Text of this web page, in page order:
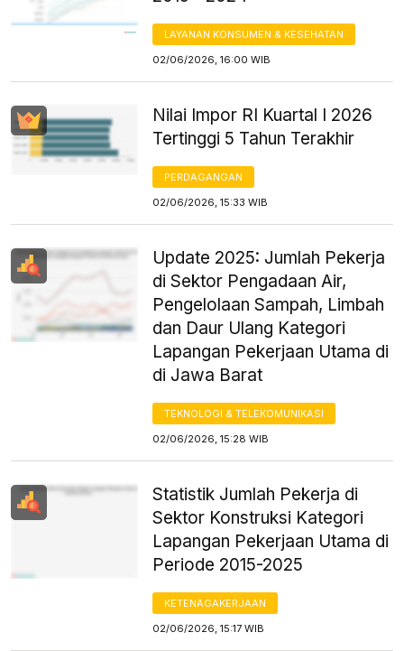
LAYANAN KONSUMEN & KESEHATAN
02/06/2026, 16:00 WIB
Nilai Impor RI Kuartal I 2026
Tertinggi 5 Tahun Terakhir
PERDAGANGAN
02/06/2026, 15:33 WIB
Update 2025: Jumlah Pekerja
di Sektor Pengadaan Air,
Pengelolaan Sampah, Limbah
dan Daur Ulang Kategori
Lapangan Pekerjaan Utama di
di Jawa Barat
TEKNOLOGI & TELEKOMUNIKASI
02/06/2026, 15:28 WIB
Statistik Jumlah Pekerja di
Sektor Konstruksi Kategori
Lapangan Pekerjaan Utama di
Periode 2015-2025
KETENAGAKERJAAN
02/06/2026, 15:17 WIB